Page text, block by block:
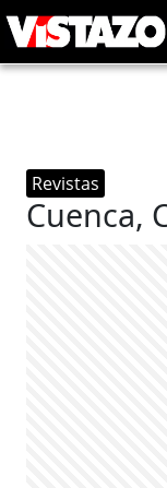
Revistas
Cuenca,